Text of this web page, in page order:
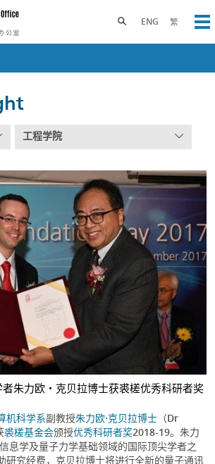
ENG 繁
Toggle search panel
工程学院
朱力欧・克贝拉博士获裘槎优秀科研者奖
机科学系副教授朱力欧·克贝拉博士 （Dr
裘槎基金会颁授优秀科研者奖2018-19。朱力
息学及量子力学基础领域的国际顶尖学者之
研究经费，克贝拉博士将进行全新的量子通讯